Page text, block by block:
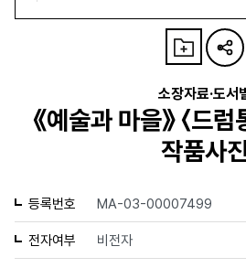
소장자료·도서
《예술과 마을》 〈드
작품사
등록번호 MA-03-00007499
전자여부 비전자